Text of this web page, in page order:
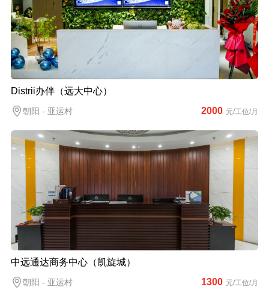
Distrii办伴（远大中心）
朝阳 - 亚运村 2000 元/工位/月
中远通达商务中心（凯旋城）
朝阳 - 亚运村 1300 元/工位/月